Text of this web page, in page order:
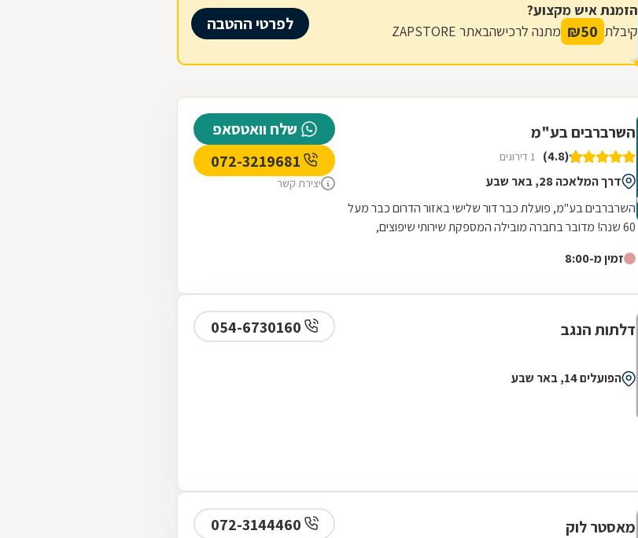
הזמנת איש מקצוע?
קיבלת 50
₪ מתנה לרכישהבאתר ZAPSTORE לפרטי ההטבה
השרברבים בע"מ
(4.8) 1 דירוגים
דרך המלאכה 28, באר שבע
השרברבים בע"מ, פועלת כבר דור שלישי באזור הדרום כבר מעל
60 שנה! מדובר בחברה מובילה המספקת שירותי שיפוצים,
זמין מ-8:00
שלח וואטסאפ
יצירת קשר
דלתות הנגב
הפועלים 14, באר שבע
מאסטר לוק